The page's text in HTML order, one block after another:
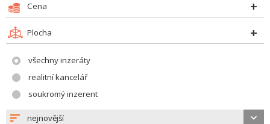
Cena
Plocha
všechny inzeráty
realitní kancelář
soukromý inzerent
nejnovější